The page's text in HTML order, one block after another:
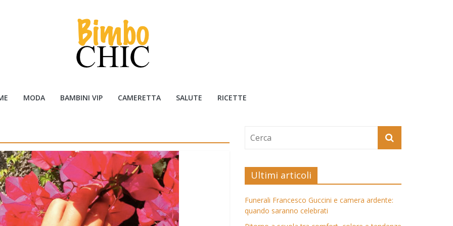
MODA BAMBINI VIP CAMERETTA SALUTE RICETTE
Ultimi articoli
Funerali Francesco Guccini e camera ardente:
quando saranno celebrati